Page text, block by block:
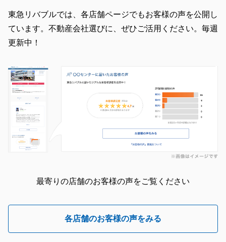
東急リバブルでは、各店舗ページでもお客様の声を公開し
ています。不動産会社選びに、ぜひご活用ください。毎週
更新中！
最寄りの店舗のお客様の声をご覧ください
各店舗のお客様の声をみる